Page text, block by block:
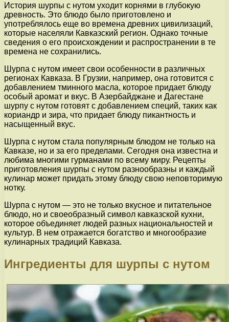
История шурпы с нутом уходит корнями в глубокую
древность. Это блюдо было приготовлено и
употреблялось еще во времена древних цивилизаций,
которые населяли Кавказский регион. Однако точные
сведения о его происхождении и распространении в те
времена не сохранились.
Шурпа с нутом имеет свои особенности в различных
регионах Кавказа. В Грузии, например, она готовится с
добавлением тминного масла, которое придает блюду
особый аромат и вкус. В Азербайджане и Дагестане
шурпу с нутом готовят с добавлением специй, таких как
кориандр и зира, что придает блюду пикантность и
насыщенный вкус.
Шурпа с нутом стала популярным блюдом не только на
Кавказе, но и за его пределами. Сегодня она известна и
любима многими гурманами по всему миру. Рецепты
приготовления шурпы с нутом разнообразны и каждый
кулинар может придать этому блюду свою неповторимую
нотку.
Шурпа с нутом — это не только вкусное и питательное
блюдо, но и своеобразный символ кавказской кухни,
которое объединяет людей разных национальностей и
культур. В нем отражается богатство и многообразие
кулинарных традиций Кавказа.
Ингредиенты для шурпы с нутом